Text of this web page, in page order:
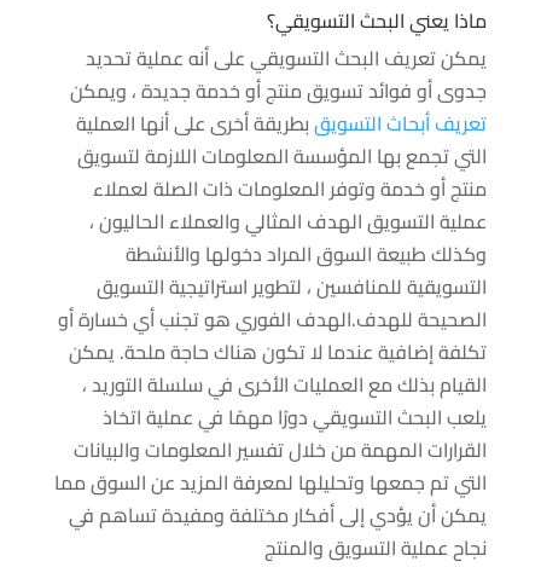
ماذا يعني البحث التسويقي؟
يمكن تعريف البحث التسويقي على أنه عملية تحديد
جدوى أو فوائد تسويق منتج أو خدمة جديدة ، ويمكن
تعريف أبحاث التسويقبطريقة أخرى على أنها العملية
التي تجمع بها المؤسسة المعلومات اللازمة لتسويق
منتج أو خدمة وتوفر المعلومات ذات الصلة لعملاء
عملية التسويق الهدف المثالي والعملاء الحاليون ،
وكذلك طبيعة السوق المراد دخولها والأنشطة
التسويقية للمنافسين ، لتطوير استراتيجية التسويق
الصحيحة للهدف.الهدف الفوري هو تجنب أي خسارة أو
تكلفة إضافية عندما لا تكون هناك حاجة ملحة. يمكن
القيام بذلك مع العمليات الأخرى في سلسلة التوريد ،
يلعب البحث التسويقي دورًا مهمًا في عملية اتخاذ
القرارات المهمة من خلال تفسير المعلومات والبيانات
التي تم جمعها وتحليلها لمعرفة المزيد عن السوق مما
يمكن أن يؤدي إلى أفكار مختلفة ومفيدة تساهم في
نجاح عملية التسويق والمنتج